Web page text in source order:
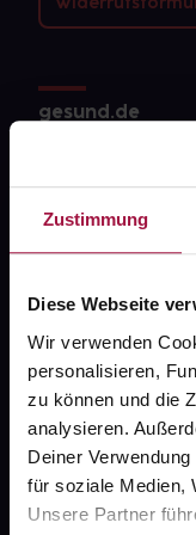
Zustimmung
Diese Webseite
Wir verwenden
personalisieren,
zu können und die
analysieren.
Deiner
für soziale Medien,
Unsere Partner
gesund.de
Karriere
Newsletter
PAYBACK
gesund-
Sanitätshäuser
Datenschutz
AGB